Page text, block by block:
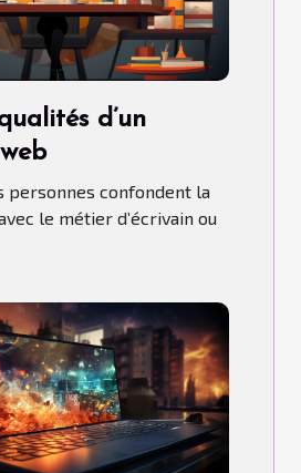
d’un
personnes confondent la
le métier d’écrivain ou